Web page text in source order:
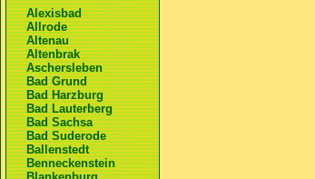
Alexisbad
Allrode
Altenau
Altenbrak
Aschersleben
Bad Grund
Bad Harzburg
Bad Lauterberg
Bad Sachsa
Bad Suderode
Ballenstedt
Benneckenstein